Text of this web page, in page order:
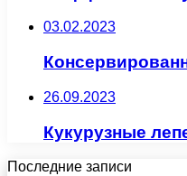
03.02.2023
26.09.2023
Кукурузные
Последние записи